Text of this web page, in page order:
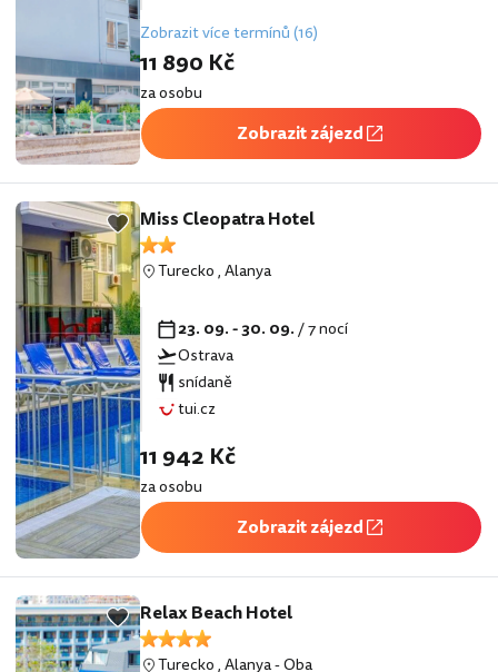
Zobrazit více termínů (16)
11 890 Kč
za osobu
Zobrazit zájezd
Miss Cleopatra Hotel
Turecko,Alanya
23. 09. - 30. 09./ 7 nocí
Ostrava
snídaně
tui.cz
11 942 Kč
za osobu
Zobrazit zájezd
Relax Beach Hotel
Turecko,Alanya-Oba